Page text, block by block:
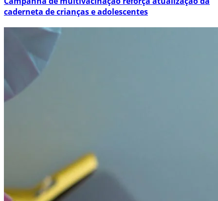
caderneta de crianças e adolescentes